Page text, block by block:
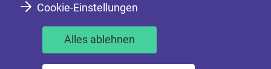
Cookie-Einstellungen
Alles ablehnen